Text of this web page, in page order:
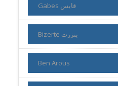
Gabes قابس
Bizerte بنزرت
Ben Arous